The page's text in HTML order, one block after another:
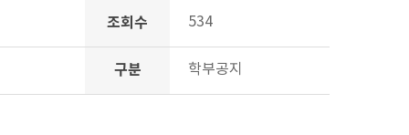
조회수 534
구분 학부공지